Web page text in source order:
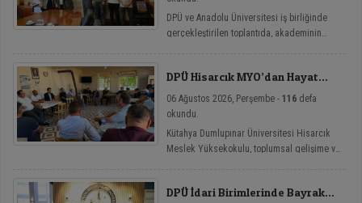
DPÜ ve Anadolu Üniversitesi iş birliğinde
gerçekleştirilen toplantıda, akademinin
DPÜ Hisarcık MYO’dan Hayat
06 Ağustos 2026, Perşembe - 116 defa
okundu.
Kütahya Dumlupınar Üniversitesi Hisarcık
Meslek Yüksekokulu, toplumsal gelişime ve
Sohbetler etkinlik serisi kapsamında üç
DPÜ İdari Birimlerinde Bayrak